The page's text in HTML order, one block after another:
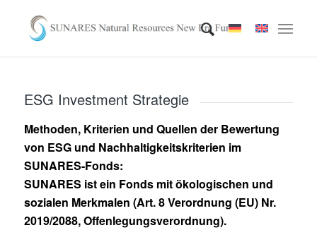
ESG Investment Strategie
Methoden, Kriterien und Quellen der Bewertung
von ESG und Nachhaltigkeitskriterien im
SUNARES-Fonds:
SUNARES ist ein Fonds mit ökologischen und
sozialen Merkmalen (Art. 8 Verordnung (EU) Nr.
2019/2088, Offenlegungsverordnung).